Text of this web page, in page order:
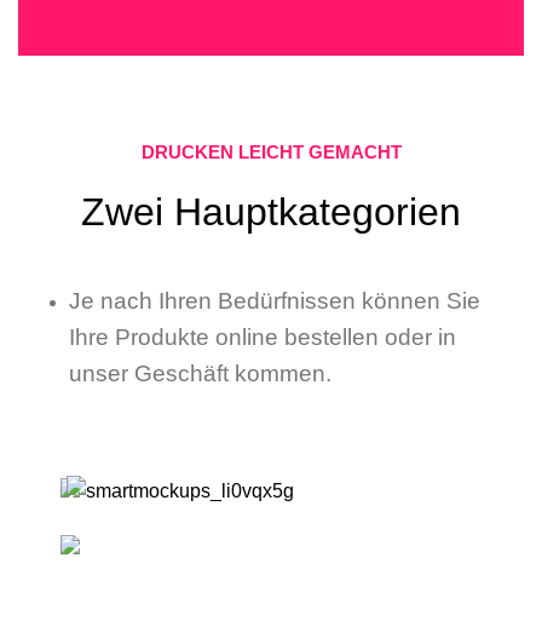
DRUCKEN LEICHT GEMACHT
Zwei Hauptkategorien
Je nach Ihren Bedürfnissen können Sie
Ihre Produkte online bestellen oder in
unser Geschäft kommen.
Online Produkte